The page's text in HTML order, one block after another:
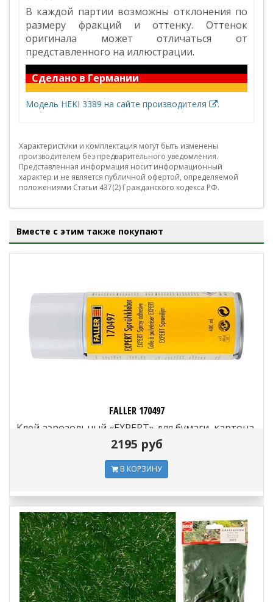
В каждой партии возможны отклонения по
размеру фракций и оттенку. Оттенок
оригинала может отличаться от
представленного на иллюстрации.
Сделано в Германии
Модель HEKI 3389 на сайте производителя .
Характеристики и комплектация могут быть изменены
производителем без предварительного уведомления.
Представленная информация носит информационный
характер и не является публичной офертой, определяемой
положениями Статьи 437(2) Гражданского кодекса РФ.
Вместе с этим также покупают
FALLER 170497
Клей аэрозольный «EXPERT» для бумаги, картона,
фонов, матов, фольги и пр. (400 мл)
2195 руб
В КОРЗИНУ